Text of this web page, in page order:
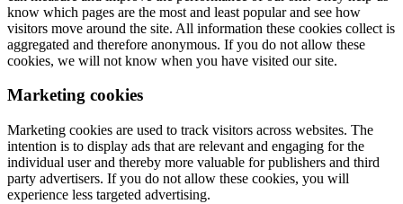
know which pages are the most and least popular and see how
visitors move around the site. All information these cookies collect is
aggregated and therefore anonymous. If you do not allow these
cookies, we will not know when you have visited our site.
Marketing cookies
Marketing cookies are used to track visitors across websites. The
intention is to display ads that are relevant and engaging for the
individual user and thereby more valuable for publishers and third
party advertisers. If you do not allow these cookies, you will
experience less targeted advertising.